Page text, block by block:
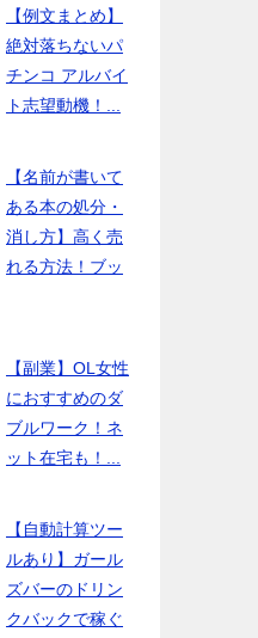
【例文まとめ】
絶対落ちないパ
チンコ アルバイ
ト志望動機！...
【名前が書いて
ある本の処分・
消し方】高く売
れる方法！ブッ
【副業】OL女性
におすすめのダ
ブルワーク！ネ
ット在宅も！...
【自動計算ツー
ルあり】ガール
ズバーのドリン
クバックで稼ぐ